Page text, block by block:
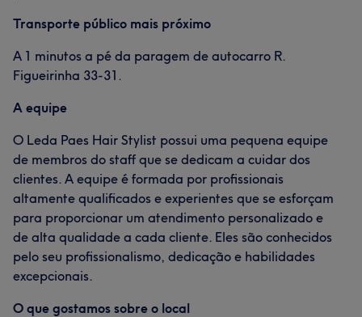
Transporte público mais próximo
A 1 minutos a pé da paragem de autocarro R.
Figueirinha 33-31.
A equipe
O Leda Paes Hair Stylist possui uma pequena equipe
de membros do staff que se dedicam a cuidar dos
clientes. A equipe é formada por profissionais
altamente qualificados e experientes que se esforçam
para proporcionar um atendimento personalizado e
de alta qualidade a cada cliente. Eles são conhecidos
pelo seu profissionalismo, dedicação e habilidades
excepcionais.
O que gostamos sobre o local